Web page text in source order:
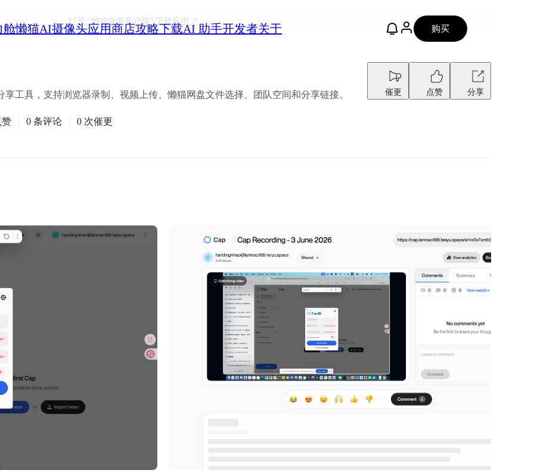
舱懒猫AI摄像头应用商店攻略下载AI 助手开发者关于 购买
打开 “懒猫微服客户端”下载应用
工具，支持浏览器录制、视频上传、懒猫网盘文件选择、团队空间和分享链接。 催更 点赞 分享
赞 0 条评论 0 次催更